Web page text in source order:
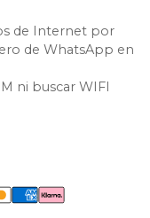
de Internet por
de WhatsApp en
ni buscar WIFI